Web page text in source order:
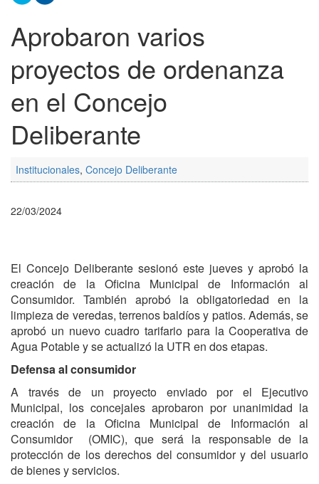
Aprobaron varios
proyectos de ordenanza
en el Concejo
Deliberante
Institucionales, Concejo Deliberante
22/03/2024
El Concejo Deliberante sesionó este jueves y aprobó la
creación de la Oficina Municipal de Información al
Consumidor. También aprobó la obligatoriedad en la
limpieza de veredas, terrenos baldíos y patios. Además, se
aprobó un nuevo cuadro tarifario para la Cooperativa de
Agua Potable y se actualizó la UTR en dos etapas.
Defensa al consumidor
A través de un proyecto enviado por el Ejecutivo
Municipal, los concejales aprobaron por unanimidad la
creación de la Oficina Municipal de Información al
Consumidor (OMIC), que será la responsable de la
protección de los derechos del consumidor y del usuario
de bienes y servicios.